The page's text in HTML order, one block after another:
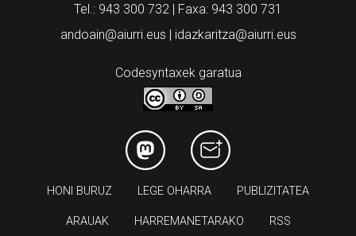
Tel.: 943 300 732 | Faxa: 943 300 731
andoain@aiurri.eus | idazkaritza@aiurri.eus
Codesyntaxek garatua
HONI BURUZ LEGE OHARRA PUBLIZITATEA
ARAUAK HARREMANETARAKO RSS